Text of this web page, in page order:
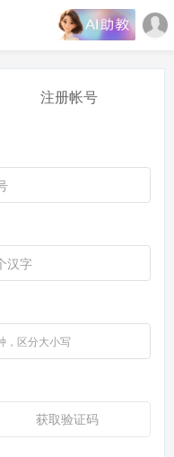
注册帐号
获取验证码